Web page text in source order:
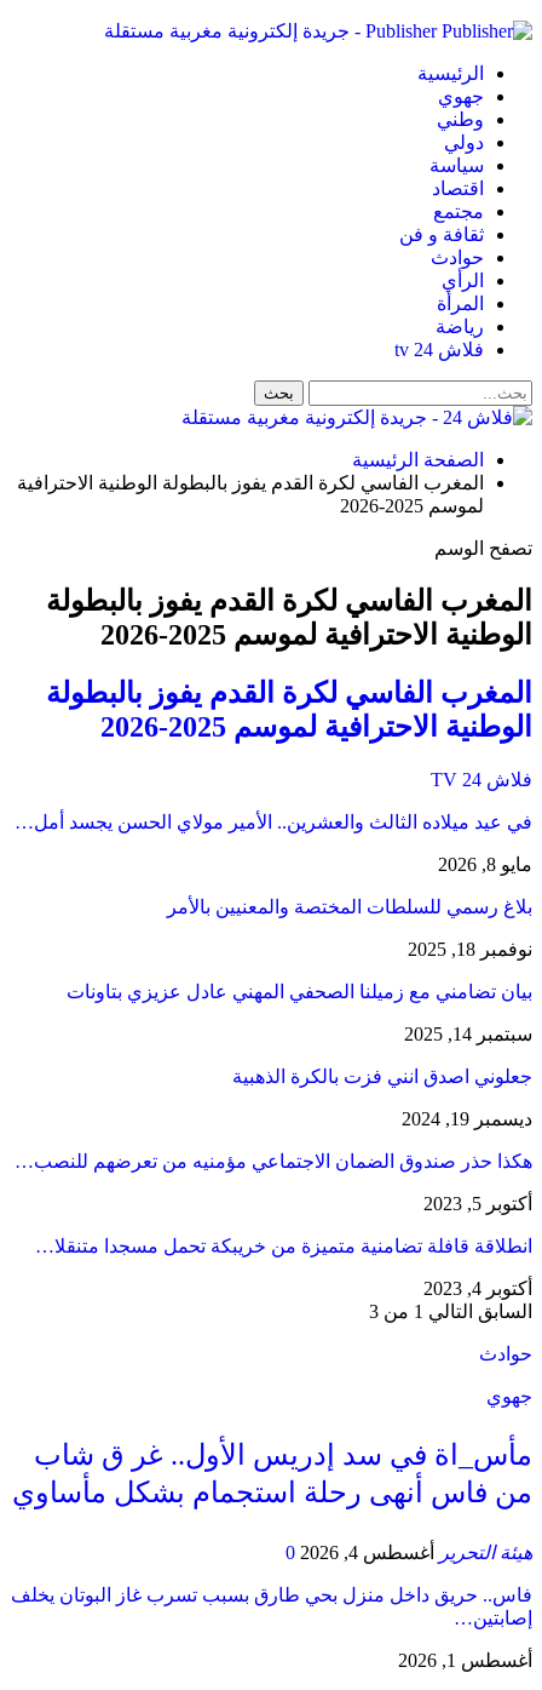
Publisher - جريدة إلكترونية مغربية مستقلة
الرئيسية
جهوي
وطني
دولي
سياسة
اقتصاد
مجتمع
ثقافة و فن
حوادث
الرأي
المرأة
رياضة
فلاش 24 tv
الصفحة الرئيسية
المغرب الفاسي لكرة القدم يفوز بالبطولة الوطنية الاحترافية
لموسم 2025-2026
تصفح الوسم
المغرب الفاسي لكرة القدم يفوز بالبطولة
الوطنية الاحترافية لموسم 2025-2026
المغرب الفاسي لكرة القدم يفوز بالبطولة
الوطنية الاحترافية لموسم 2025-2026
فلاش 24 TV
في عيد ميلاده الثالث والعشرين.. الأمير مولاي الحسن يجسد أمل…
مايو 8, 2026
بلاغ رسمي للسلطات المختصة والمعنيين بالأمر
نوفمبر 18, 2025
بيان تضامني مع زميلنا الصحفي المهني عادل عزيزي بتاونات
سبتمبر 14, 2025
جعلوني اصدق انني فزت بالكرة الذهبية
ديسمبر 19, 2024
هكذا حذر صندوق الضمان الاجتماعي مؤمنيه من تعرضهم للنصب…
أكتوبر 5, 2023
انطلاقة قافلة تضامنية متميزة من خريبكة تحمل مسجدا متنقلا…
أكتوبر 4, 2023
السابق التالي 1 من 3
حوادث
جهوي
مأس_اة في سد إدريس الأول.. غر ق شاب
من فاس أنهى رحلة استجمام بشكل مأساوي
هيئة التحرير أغسطس 4, 2026 0
فاس.. حريق داخل منزل بحي طارق بسبب تسرب غاز البوتان يخلف
إصابتين…
أغسطس 1, 2026